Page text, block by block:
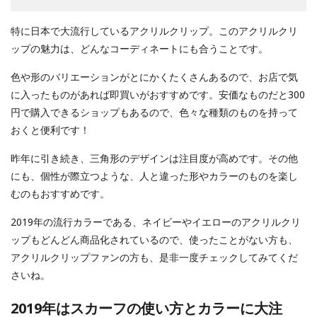
特に日本で大流行しているアクリルクリップ。このアクリルクリ
ップの魅力は、どんなコーディネートにも合うことです。
色や形のバリエーションがとにかくたくさんあるので、お店で気
に入ったものがあれば即買いがおすすめです。安価なものだと300
円で購入できるショップもあるので、色々な種類のものを持って
おくと便利です！
昨年に引き続き、三角形のデザインは注目度が高めです。その他
にも、個性が際立つような、人と違った形やカラーのものを楽し
むのもおすすめです。
2019年の流行カラーである、ネイビーやイエローのアクリルクリ
ップもどんどん商品化されているので、使ったことがない方も、
アクリルクリップファンの方も、是非一度チェックしてみてくだ
さいね。
2019年はスカーフの使い方とカラーに大注